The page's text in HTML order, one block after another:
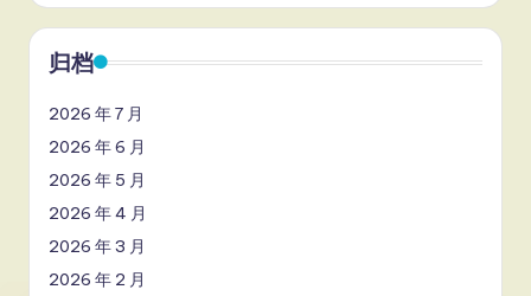
归档
2026 年 7 月
2026 年 6 月
2026 年 5 月
2026 年 4 月
2026 年 3 月
2026 年 2 月